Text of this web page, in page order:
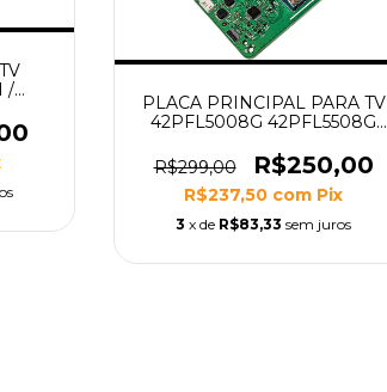
/
PLACA PRINCIPAL PARA TV
42PFL5008G 42PFL5508G
42PFL5508G/78
46PFL5508G/78 SSB 3139 123
65451V3
R$299,00 R$250,00
R$237,50 com Pix
3 x de R$83,33 sem juros